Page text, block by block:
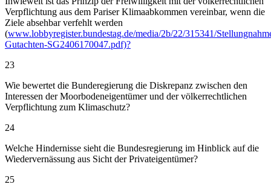
Verpflichtung aus dem Pariser Klimaabkommen vereinbar, wenn die
Ziele absehbar verfehlt werden
(www.lobbyregister.bundestag.de/media/2b/22/315341/
Gutachten-SG2406170047.pdf)?
23
Wie bewertet die Bunderegierung die Diskrepanz zwischen den
Interessen der Moorbodeneigentümer und der völkerrechtlichen
Verpflichtung zum Klimaschutz?
24
Welche Hindernisse sieht die Bundesregierung im Hinblick auf die
Wiedervernässung aus Sicht der Privateigentümer?
25